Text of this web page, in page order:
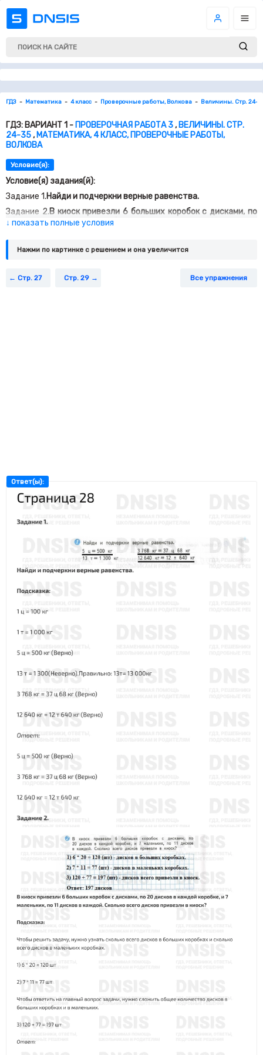
ГДЗ Математика 4 класс Проверочные работы, Волкова Величины. Стр. 24-
ГДЗ: ВАРИАНТ 1 - ПРОВЕРОЧНАЯ РАБОТА 3, ВЕЛИЧИНЫ. СТР.
24-35, МАТЕМАТИКА, 4 КЛАСС, ПРОВЕРОЧНЫЕ РАБОТЫ,
ВОЛКОВА
Условие(я):
Условие(я) задания(й):
Задание 1.Найди и подчеркни верные равенства.
Задание 2.В киоск привезли 6 больших коробок с дисками, по
20 дисков в каждой коробке, и 7 маленьких, по 11 дисков в
каждой. Сколько всего дисков привезли в киоск?
Задание 3.Площадь участка земли прямоугольной формы 1 800
м
Задание 4.
Длина отрезка АЕ равна 9 см, отрезка АС – 6 см, а
отрезка МЕ – 2 см. Рассмотри чертёж и найди длину отрезка
↓ показать полные условия
Нажми по картинке c решением и она увеличится
Стр. 27 Стр. 29 Все упражнения
Ответ(ы):